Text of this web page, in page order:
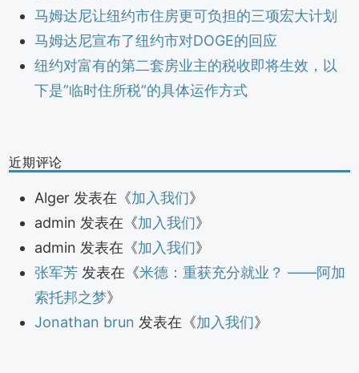
马姆达尼让纽约市住房更可负担的三项宏大计划
马姆达尼宣布了纽约市对DOGE的回应
纽约对富有的第二套房业主的税收即将生效，以
下是”临时住所税”的具体运作方式
近期评论
Alger 发表在《加入我们》
admin 发表在《加入我们》
admin 发表在《加入我们》
张军芳 发表在《米德：重获充分就业？ ——阿加
索托邦之梦》
Jonathan brun 发表在《加入我们》